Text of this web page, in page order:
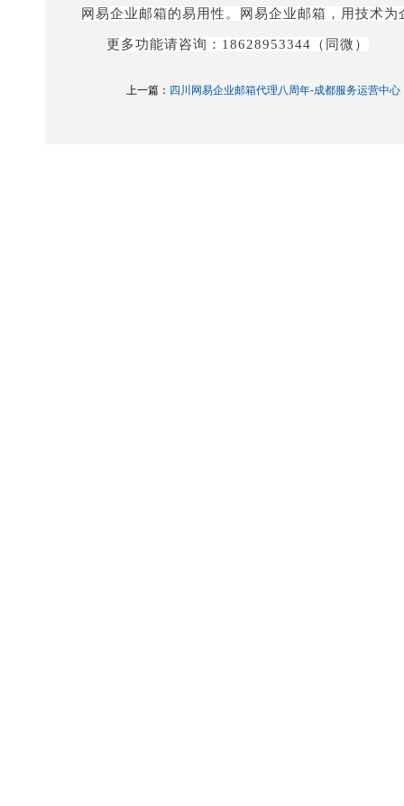
网易企业邮箱的易用性。
网易企业邮箱，用技术
更多功能请咨询：18628953344（同微）
上一篇： 四川网易企业邮箱代理八周年-成都服务运营中心